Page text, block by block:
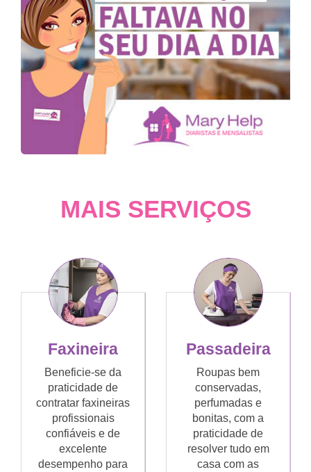
MAIS SERVIÇOS
Faxineira
Beneficie-se da
praticidade de
contratar faxineiras
profissionais
confiáveis e de
excelente
desempenho para
Passadeira
Roupas bem
conservadas,
perfumadas e
bonitas, com a
praticidade de
resolver tudo em
casa com as